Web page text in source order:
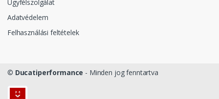
Ügyfélszolgálat
Adatvédelem
Felhasználási feltételek
© Ducatiperformance - Minden jog fenntartva